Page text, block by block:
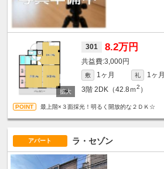
301 8.2万円
3,000円
敷 1ヶ月 礼
1ヶ月
3階 2DK（42.8ｍ2 ）
最上階×３面採光！明るく開放的な２ＤＫ☆
アパート ラ・セゾン